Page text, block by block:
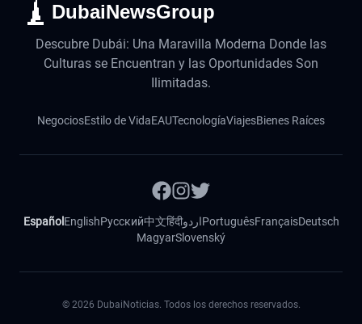
DubaiNewsGroup
Descubre Dubái: Una Maravilla Moderna Donde las
Culturas se Encuentran y las Oportunidades Son
Ilimitadas.
NegociosEstilo de VidaEAUTecnologíaViajesBienes Raíces
Español EnglishРусский中文हिंदीاردوPortuguêsFrançaisDeutsch
MagyarSlovenský
© 2026 DubaiNoticias. Todos los derechos reservados.